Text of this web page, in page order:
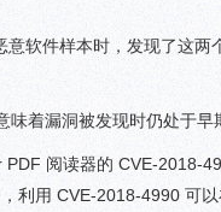
软件样本时，发现了这
着漏洞被发现时仍处于早
阅读器的 CVE-2018-
利用 CVE-2018-4990 可